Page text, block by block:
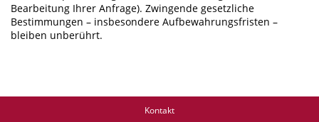
Bearbeitung Ihrer Anfrage). Zwingende gesetzliche
Bestimmungen – insbesondere Aufbewahrungsfristen –
bleiben unberührt.
Kontakt